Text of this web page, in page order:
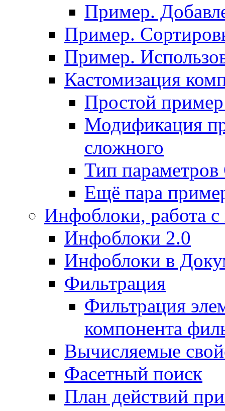
Пример.
Пример.
Пример.
Кастомизация
Простой
Модификация
сложного
Тип
Ещё пара
Инфоблоки, работа
Инфоблоки 2.0
Инфоблоки в
Фильтрация
Фильтрация
компонента
Вычисляемые
Фасетный поиск
План действий